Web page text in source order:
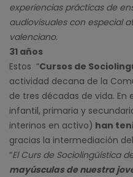
experiencias prácticas de
audiovisuales con especial
valenciano.
31 años
Estos “Cursos de
actividad decana de la
de tres décadas de vida. En
infantil, primaria y
interinos en activo) han
gracias la intermediación del
“El Curs de Sociolingüística
mayúsculas de nuestra